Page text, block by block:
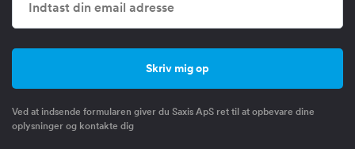
Ved at indsende formularen giver du Saxis ApS ret til at opbevare dine
oplysninger og kontakte dig